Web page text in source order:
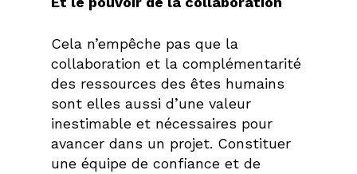
Cela n’empêche pas que la
collaboration et la complémentarité
des ressources des êtes humains
sont elles aussi d’une valeur
inestimable et nécessaires pour
avancer dans un projet. Constituer
une équipe de confiance et de